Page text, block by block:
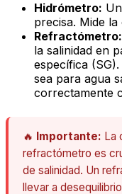
Hidrómetro:
precisa. Mide la
Refractómetro:
la salinidad en
específica
sea para agua
correctamente
🔥 Importante: La
refractómetro es
de salinidad. Un
llevar a